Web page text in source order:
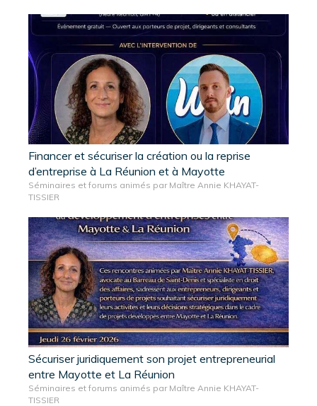
Financer et sécuriser la création ou la reprise
d’entreprise à La Réunion et à Mayotte
Séminaires et forums animés par Maître Annie KHAYAT-
TISSIER
Sécuriser juridiquement son projet entrepreneurial
entre Mayotte et La Réunion
Séminaires et forums animés par Maître Annie KHAYAT-
TISSIER